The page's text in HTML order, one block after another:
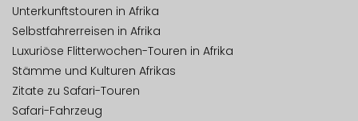
Unterkunftstouren in Afrika
Selbstfahrerreisen in Afrika
Luxuriöse Flitterwochen-Touren in Afrika
Stämme und Kulturen Afrikas
Zitate zu Safari-Touren
Safari-Fahrzeug